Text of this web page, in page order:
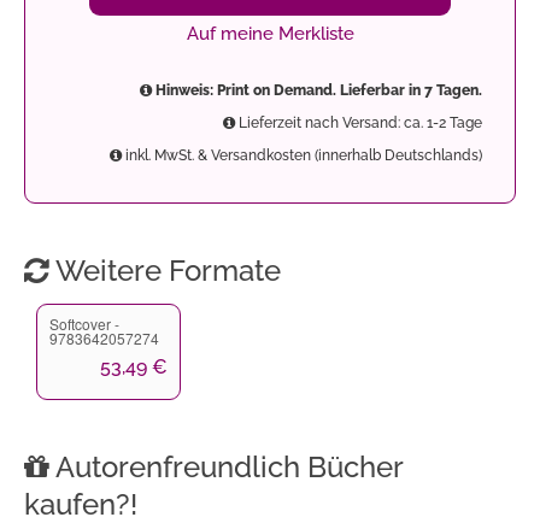
Auf meine Merkliste
Hinweis: Print on Demand. Lieferbar in 7 Tagen.
Lieferzeit nach Versand: ca. 1-2 Tage
inkl. MwSt. & Versandkosten (innerhalb Deutschlands)
Weitere Formate
Softcover -
9783642057274
53,49 €
Autorenfreundlich Bücher
kaufen?!